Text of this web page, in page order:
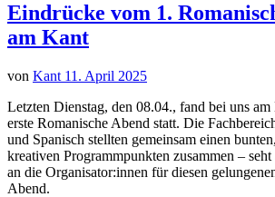
Eindrücke vom 1.
am Kant
von Kant 11. April 2025
Letzten Dienstag, den 08.04., fand bei uns
erste Romanische Abend statt. Die
und Spanisch stellten gemeinsam einen
kreativen Programmpunkten zusammen –
an die Organisator:innen für diesen
Abend.